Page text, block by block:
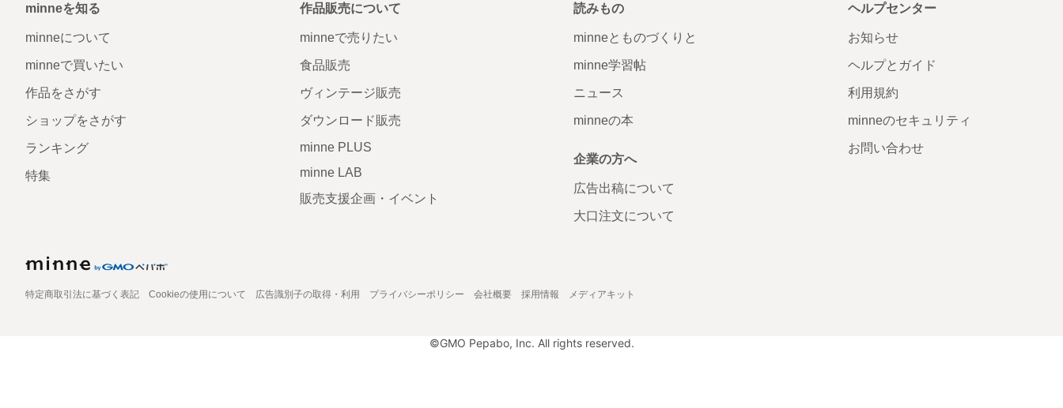
minneを知る
minneについて
minneで買いたい
作品をさがす
ショップをさがす
ランキング
特集
作品販売について
minneで売りたい
食品販売
ヴィンテージ販売
ダウンロード販売
minne PLUS
minne LAB
販売支援企画・イベント
読みもの
minneとものづくりと
minne学習帖
ニュース
minneの本
企業の方へ
広告出稿について
大口注文について
ヘルプセンター
お知らせ
ヘルプとガイド
利用規約
minneのセキュリティ
お問い合わせ
特定商取引法に基づく表記 Cookieの使用について 広告識別子の取得・利用 プライバシーポリシー 会社概要 採用情報 メディアキット
©GMO Pepabo, Inc. All rights reserved.